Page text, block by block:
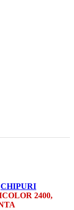
CHIPURI
2400,